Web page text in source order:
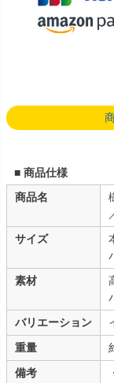
■ 商品仕様
商品名
サイズ
素材
バリエーション
重量
備考